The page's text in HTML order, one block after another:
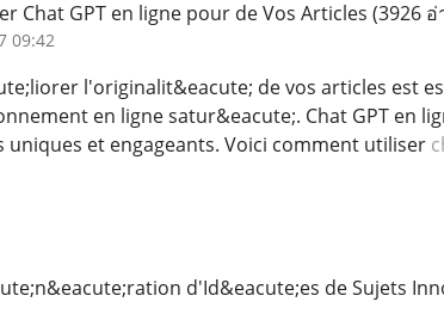
Chat GPT en ligne pour de Vos Articles (3926 อ่
09:42
l'originalit&eacute; de vos articles est
en ligne satur&eacute;. Chat GPT en
uniques et engageants. Voici comment utiliser
d'Id&eacute;es de Sujets